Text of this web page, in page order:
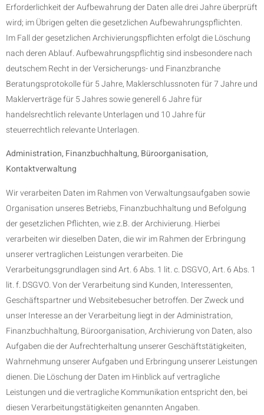
Erforderlichkeit der Aufbewahrung der Daten alle drei Jahre überprüft
wird; im Übrigen gelten die gesetzlichen Aufbewahrungspflichten.
Im Fall der gesetzlichen Archivierungspflichten erfolgt die Löschung
nach deren Ablauf. Aufbewahrungspflichtig sind insbesondere nach
deutschem Recht in der Versicherungs- und Finanzbranche
Beratungsprotokolle für 5 Jahre, Maklerschlussnoten für 7 Jahre und
Maklerverträge für 5 Jahres sowie generell 6 Jahre für
handelsrechtlich relevante Unterlagen und 10 Jahre für
steuerrechtlich relevante Unterlagen.
Administration, Finanzbuchhaltung, Büroorganisation,
Kontaktverwaltung
Wir verarbeiten Daten im Rahmen von Verwaltungsaufgaben sowie
Organisation unseres Betriebs, Finanzbuchhaltung und Befolgung
der gesetzlichen Pflichten, wie z.B. der Archivierung. Hierbei
verarbeiten wir dieselben Daten, die wir im Rahmen der Erbringung
unserer vertraglichen Leistungen verarbeiten. Die
Verarbeitungsgrundlagen sind Art. 6 Abs. 1 lit. c. DSGVO, Art. 6 Abs. 1
lit. f. DSGVO. Von der Verarbeitung sind Kunden, Interessenten,
Geschäftspartner und Websitebesucher betroffen. Der Zweck und
unser Interesse an der Verarbeitung liegt in der Administration,
Finanzbuchhaltung, Büroorganisation, Archivierung von Daten, also
Aufgaben die der Aufrechterhaltung unserer Geschäftstätigkeiten,
Wahrnehmung unserer Aufgaben und Erbringung unserer Leistungen
dienen. Die Löschung der Daten im Hinblick auf vertragliche
Leistungen und die vertragliche Kommunikation entspricht den, bei
diesen Verarbeitungstätigkeiten genannten Angaben.